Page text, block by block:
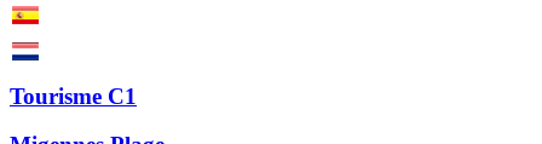
Tourisme C1